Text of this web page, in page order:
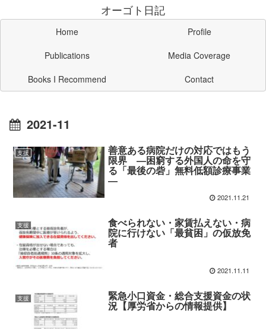
オーゴト日記
Home
Profile
Publications
Media Coverage
Books I Recommend
Contact
2021-11
支援 善意ある病院だけの対応ではもう
限界 ―困窮する外国人の命を守
る「最後の砦」無料低額診療事業
―
2021.11.21
支援 食べられない・家賃払えない・病
院に行けない「最貧困」の仮放免
者
2021.11.11
支援 緊急小口資金・総合支援資金の状
況【厚労省からの情報提供】